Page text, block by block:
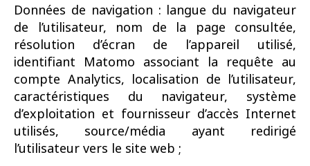
Données de navigation : langue du navigateur
de l’utilisateur, nom de la page consultée,
résolution d’écran de l’appareil utilisé,
identifiant Matomo associant la requête au
compte Analytics, localisation de l’utilisateur,
caractéristiques du navigateur, système
d’exploitation et fournisseur d’accès Internet
utilisés, source/média ayant redirigé
l’utilisateur vers le site web ;